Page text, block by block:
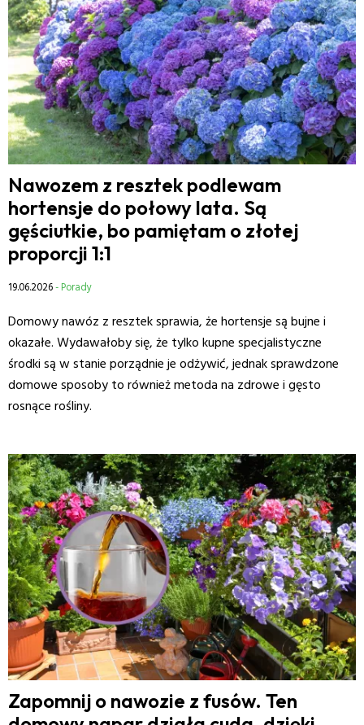
Nawozem z resztek podlewam
hortensje do połowy lata. Są
gęściutkie, bo pamiętam o złotej
proporcji 1:1
19.06.2026- Porady
Domowy nawóz z resztek sprawia, że hortensje są bujne i
okazałe. Wydawałoby się, że tylko kupne specjalistyczne
środki są w stanie porządnie je odżywić, jednak sprawdzone
domowe sposoby to również metoda na zdrowe i gęsto
rosnące rośliny.
Zapomnij o nawozie z fusów. Ten